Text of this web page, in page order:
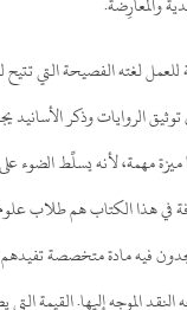
للعمل لغته الفصيحة التي
الروايات وذكر
ميزة مهمة، لأنه يسلِّط
في هذا الكتاب هم طلاب
فيه مادة متخصصة
الموجه إليها. القيمة